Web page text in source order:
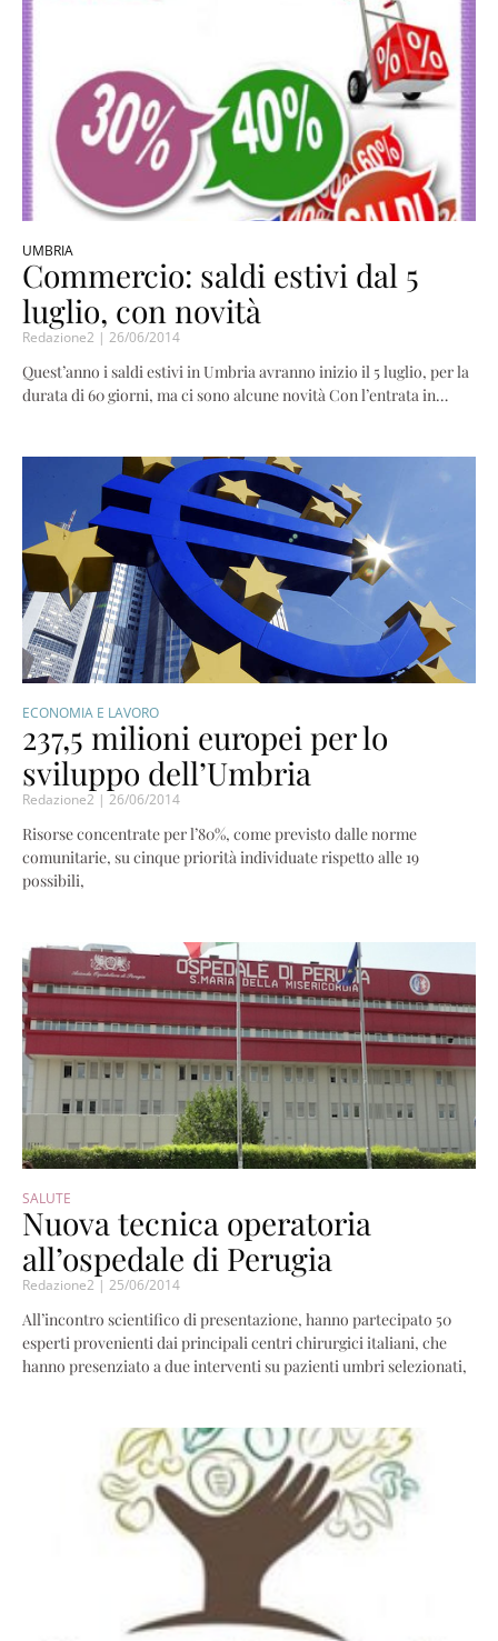
UMBRIA
Commercio: saldi estivi dal 5
luglio, con novità
Redazione2 26/06/2014
Quest’anno i saldi estivi in Umbria avranno inizio il 5 luglio, per la
durata di 60 giorni, ma ci sono alcune novità Con l’entrata in…
ECONOMIA E LAVORO
237,5 milioni europei per lo
sviluppo dell’Umbria
Redazione2 26/06/2014
Risorse concentrate per l’80%, come previsto dalle norme
comunitarie, su cinque priorità individuate rispetto alle 19
possibili,
SALUTE
Nuova tecnica operatoria
all’ospedale di Perugia
Redazione2 25/06/2014
All’incontro scientifico di presentazione, hanno partecipato 50
esperti provenienti dai principali centri chirurgici italiani, che
hanno presenziato a due interventi su pazienti umbri selezionati,